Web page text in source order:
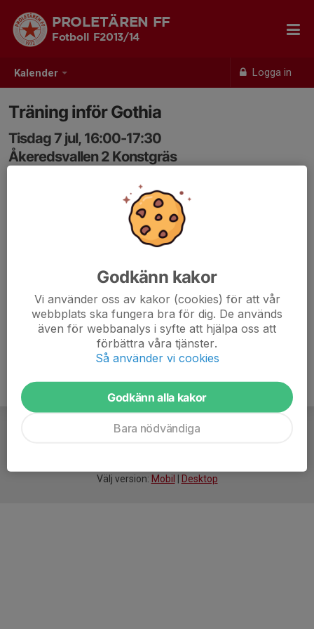
Kalender Logga in
PROLETÄREN FF
Fotboll F2013/14
Träning inför Gothia
Tisdag 7 jul, 16:00-17:30
Åkeredsvallen 2 Konstgräs
Samling: 15:45, Åkeredsvallen
Välj version: Mobil Desktop
Godkänn kakor
Vi använder oss av kakor (cookies) för att vår
webbplats ska fungera bra för dig. De används
även för webbanalys i syfte att hjälpa oss att
förbättra våra tjänster.
Så använder vi cookies
Godkänn alla kakor
Bara nödvändiga